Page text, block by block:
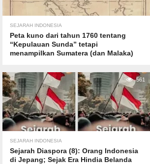
SEJARAH INDONESIA
Peta kuno dari tahun 1760 tentang
“Kepulauan Sunda” tetapi
menampilkan Sumatera (dan Malaka)
561
SEJARAH INDONESIA
Sejarah Diaspora (8): Orang Indonesia
di Jepang; Sejak Era Hindia Belanda